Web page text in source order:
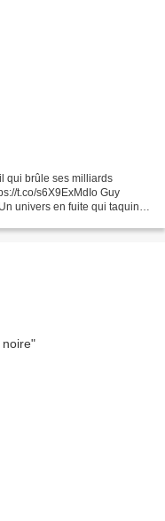
qui brûle ses milliards
t.co/s6X9ExMdIo Guy
univers en fuite qui taquine